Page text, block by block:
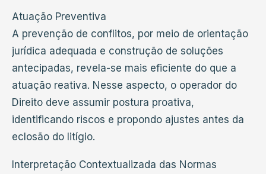
Atuação Preventiva
A prevenção de conflitos, por meio de orientação
jurídica adequada e construção de soluções
antecipadas, revela-se mais eficiente do que a
atuação reativa. Nesse aspecto, o operador do
Direito deve assumir postura proativa,
identificando riscos e propondo ajustes antes da
eclosão do litígio.
Interpretação Contextualizada das Normas